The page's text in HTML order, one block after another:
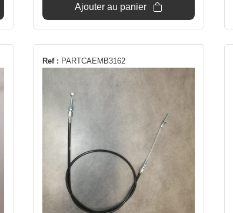
Ajouter au panier
Ref : PARTCAEMB3162